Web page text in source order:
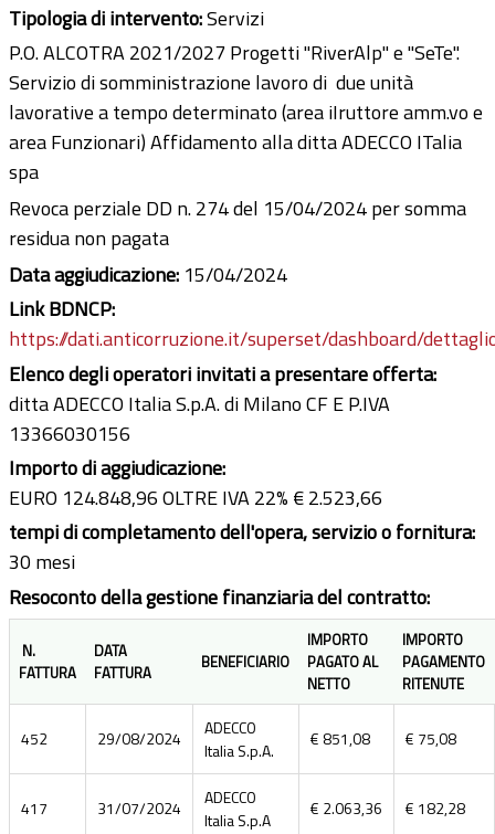
Tipologia di intervento:Servizi
P.O. ALCOTRA 2021/2027 Progetti "RiverAlp" e "SeTe".
Servizio di somministrazione lavoro di due unità
lavorative a tempo determinato (area iIruttore amm.vo e
area Funzionari) Affidamento alla ditta ADECCO ITalia
spa
Revoca perziale DD n. 274 del 15/04/2024 per somma
residua non pagata
Data aggiudicazione: 15/04/2024
Link BDNCP:
https://dati.anticorruzione.it/superset/dashboard/
Elenco degli operatori invitati a presentare offerta:
ditta ADECCO Italia S.p.A. di Milano CF E P.IVA
13366030156
Importo di aggiudicazione:
EURO 124.848,96 OLTRE IVA 22% € 2.523,66
tempi di completamento dell'opera, servizio o fornitura:
30 mesi
Resoconto della gestione finanziaria del contratto:
N.
FATTURA
DATA
FATTURA
BENEFICIARIO
IMPORTO
PAGATO AL
NETTO
IMPORTO
PAGAMENTO
RITENUTE
452 29/08/2024
ADECCO
Italia S.p.A.
€ 851,08 € 75,08
417 31/07/2024
ADECCO
Italia S.p.A
€ 2.063,36 € 182,28